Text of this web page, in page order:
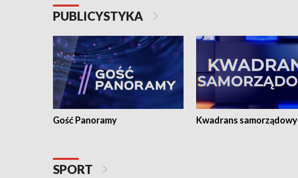
PUBLICYSTYKA
Gość Panoramy Kwadrans samorządowy
SPORT